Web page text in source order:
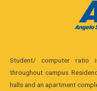
Student/ computer ratio
throughout campus
halls and an apartment